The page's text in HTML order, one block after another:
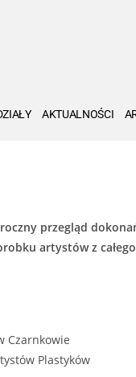
AKTUALNOŚCI
przegląd
artystów z
Czarnkowie
Plastyków